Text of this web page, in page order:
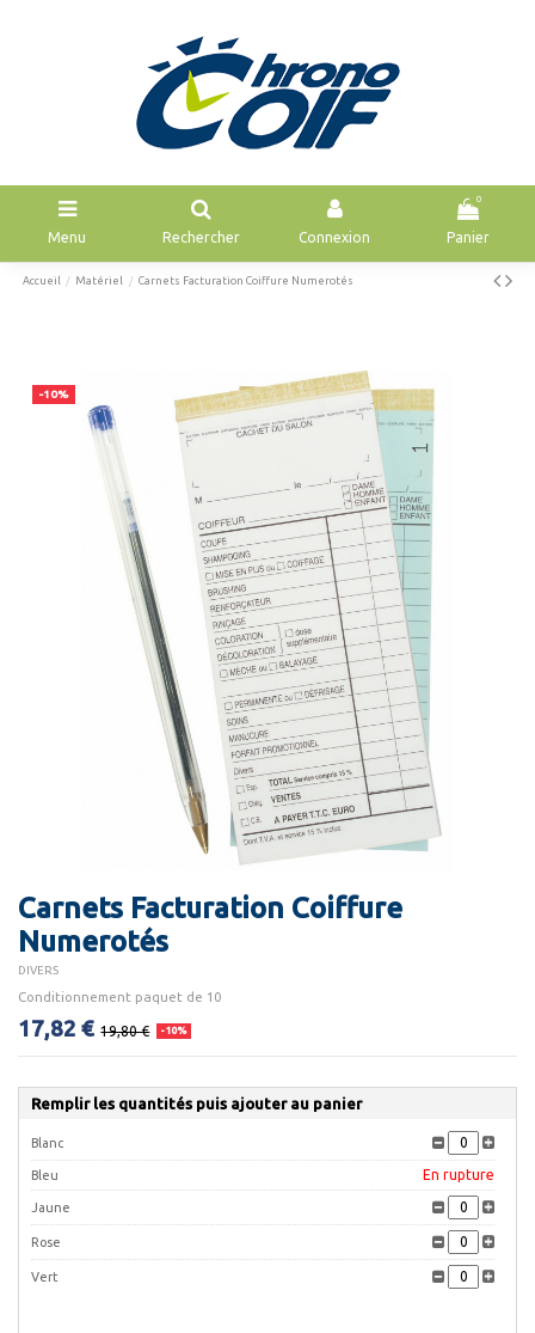
Menu Rechercher Connexion
0
Panier
Accueil Matériel Carnets Facturation Coiffure Numerotés
-10%
Carnets Facturation Coiffure
Numerotés
DIVERS
Conditionnement paquet de 10
17,82 € 19,80 € -10%
Remplir les quantités puis ajouter au panier
Blanc
Bleu En rupture
Jaune
Rose
Vert